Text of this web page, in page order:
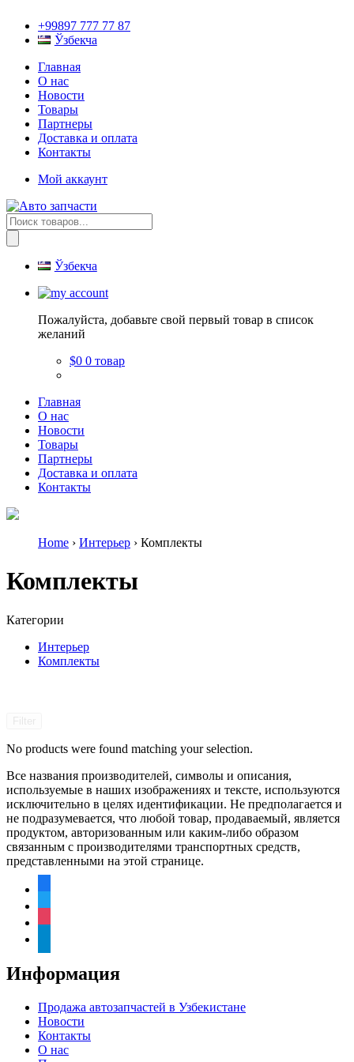
+99897 777 77 87
Ўзбекча
Главная
О нас
Новости
Товары
Партнеры
Доставка и оплата
Контакты
Мой аккаунт
Поиск
товаров
Ўзбекча
Пожалуйста, добавьте свой первый товар в список
желаний
$0 0 товар
Главная
О нас
Новости
Товары
Партнеры
Доставка и оплата
Контакты
Home › Интерьер › Комплекты
Комплекты
Категории
Интерьер
Комплекты
No products were found matching your selection.
Все названия производителей, символы и описания,
используемые в наших изображениях и тексте, используются
исключительно в целях идентификации. Не предполагается и
не подразумевается, что любой товар, продаваемый, является
продуктом, авторизованным или каким-либо образом
связанным с производителями транспортных средств,
представленными на этой странице.
Информация
Продажа автозапчастей в Узбекистане
Новости
Контакты
О нас